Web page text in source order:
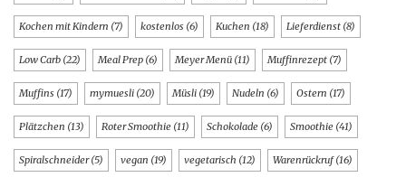
Kochen mit Kindern (7) kostenlos (6) Kuchen (18) Lieferdienst (8)
Low Carb (22) Meal Prep (6) Meyer Menü (11) Muffinrezept (7)
Muffins (17) mymuesli (20) Müsli (19) Nudeln (6) Ostern (17)
Plätzchen (13) Roter Smoothie (11) Schokolade (6) Smoothie (41)
Spiralschneider(5) vegan (19) vegetarisch (12) Warenrückruf(16)